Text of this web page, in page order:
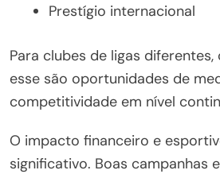
Prestígio internacional
Para clubes de ligas
esse são oportunidades de
competitividade em nível
O impacto financeiro e
significativo. Boas campanhas